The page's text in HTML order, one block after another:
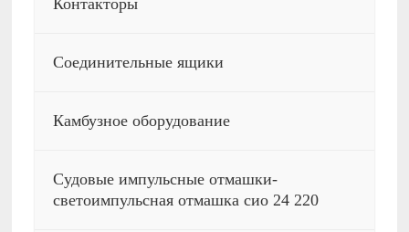
Контакторы
Соединительные ящики
Камбузное оборудование
Судовые импульсные отмашки-
светоимпульсная отмашка сио 24 220